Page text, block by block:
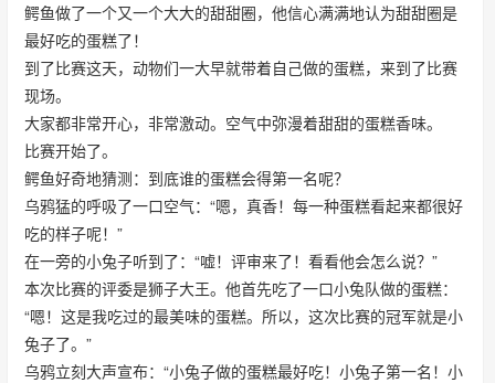
鳄鱼做了一个又一个大大的甜甜圈，他信心满满地认为甜甜圈是
最好吃的蛋糕了！
到了比赛这天，动物们一大早就带着自己做的蛋糕，来到了比赛
现场。
大家都非常开心，非常激动。空气中弥漫着甜甜的蛋糕香味。
比赛开始了。
鳄鱼好奇地猜测：到底谁的蛋糕会得第一名呢？
乌鸦猛的呼吸了一口空气：“嗯，真香！每一种蛋糕看起来都很好
吃的样子呢！”
在一旁的小兔子听到了：“嘘！评审来了！看看他会怎么说？”
本次比赛的评委是狮子大王。他首先吃了一口小兔队做的蛋糕：
“嗯！这是我吃过的最美味的蛋糕。所以，这次比赛的冠军就是小
兔子了。”
乌鸦立刻大声宣布：“小兔子做的蛋糕最好吃！小兔子第一名！小